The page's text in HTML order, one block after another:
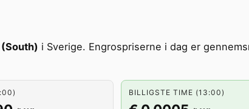
(South) i Sverige. Engrospriserne i dag er
BILLIGSTE TIME (13:00)